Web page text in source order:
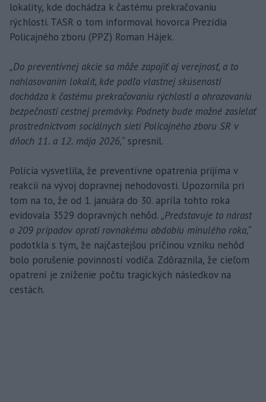
lokality, kde dochádza k častému prekračovaniu
rýchlosti. TASR o tom informoval hovorca Prezídia
Policajného zboru (PPZ) Roman Hájek.
„Do preventívnej akcie sa môže zapojiť aj verejnosť, a to
nahlasovaním lokalít, kde podľa vlastnej skúsenosti
dochádza k častému prekračovaniu rýchlosti a ohrozovaniu
bezpečnosti cestnej premávky. Podnety bude možné zasielať
prostredníctvom sociálnych sietí Policajného zboru SR v
dňoch 11. a 12. mája 2026,“ spresnil.
Polícia vysvetlila, že preventívne opatrenia prijíma v
reakcii na vývoj dopravnej nehodovosti. Upozornila pri
tom na to, že od 1. januára do 30. apríla tohto roka
evidovala 3529 dopravných nehôd. „Predstavuje to nárast
o 209 prípadov oproti rovnakému obdobiu minulého roka,“
podotkla s tým, že najčastejšou príčinou vzniku nehôd
bolo porušenie povinností vodiča. Zdôraznila, že cieľom
opatrení je zníženie počtu tragických následkov na
cestách.